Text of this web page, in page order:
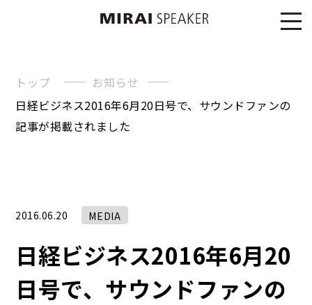
トップ
お知らせ
日経ビジネス2016年6月20日号で、サウンドファンの
記事が掲載されました
2016.06.20 MEDIA
日経ビジネス2016年6月20
日号で、サウンドファンの